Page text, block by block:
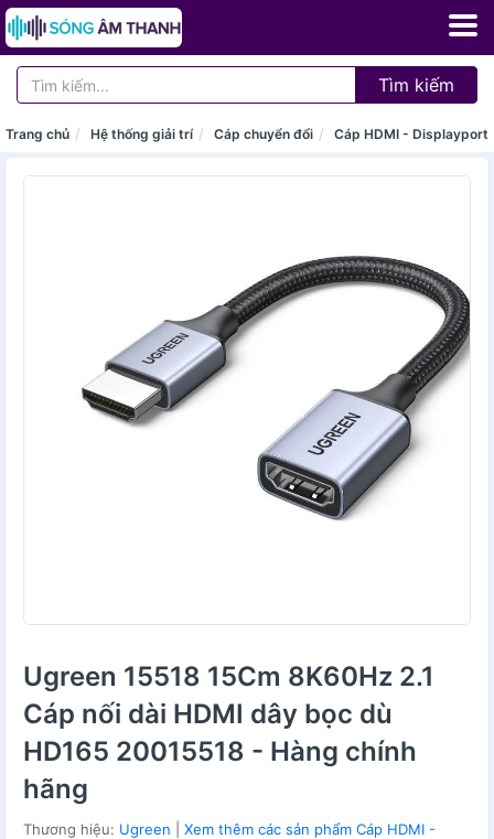
Tìm kiếm
Trang chủ Hệ thống giải trí Cáp chuyển đổi Cáp HDMI - Displayport
Ugreen 15518 15Cm 8K60Hz 2.1
Cáp nối dài HDMI dây bọc dù
HD165 20015518 - Hàng chính
hãng
Thương hiệu: Ugreen
Xem thêm các sản phẩm Cáp HDMI -